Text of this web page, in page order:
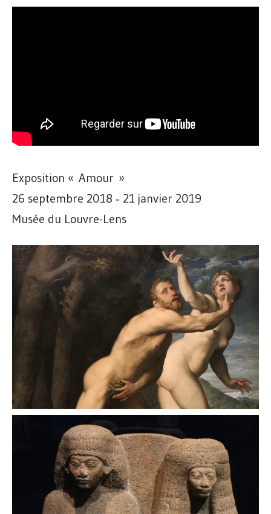
Exposition « Amour »
26 septembre 2018 ‐ 21 janvier 2019
Musée du Louvre-Lens